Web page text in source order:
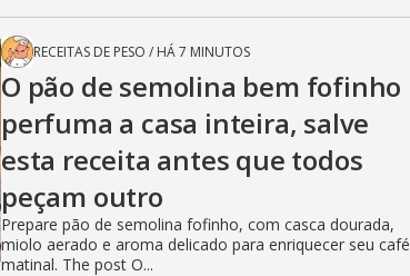
RECEITAS DE PESO / HÁ 7 MINUTOS
O pão de semolina bem fofinho
perfuma a casa inteira, salve
esta receita antes que todos
peçam outro
Prepare pão de semolina fofinho, com casca dourada,
miolo aerado e aroma delicado para enriquecer seu café
matinal. The post O...